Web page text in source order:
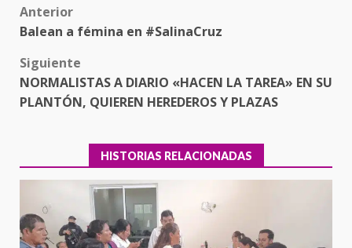
Post
navigation
Anterior
Balean a fémina en #SalinaCruz
Siguiente
NORMALISTAS A DIARIO «HACEN LA TAREA» EN SU
PLANTÓN, QUIEREN HEREDEROS Y PLAZAS
HISTORIAS RELACIONADAS